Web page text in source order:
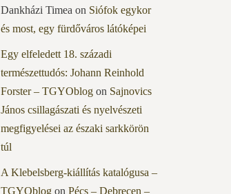
Dankházi Timea on Siófok egykor
és most, egy fürdőváros látóképei
Egy elfeledett 18. századi
természettudós: Johann Reinhold
Forster – TGYOblogon Sajnovics
János csillagászati és nyelvészeti
megfigyelései az északi sarkkörön
túl
A Klebelsberg-kiállítás katalógusa –
TGYOblogon Pécs – Debrecen –